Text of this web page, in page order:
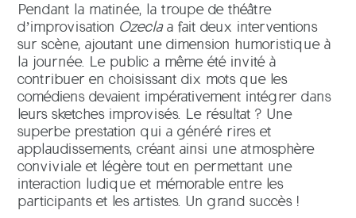
Pendant la matinée, la troupe de théâtre
d’improvisation Ozeclaa fait deux interventions
sur scène, ajoutant une dimension humoristique à
la journée. Le public a même été invité à
contribuer en choisissant dix mots que les
comédiens devaient impérativement intégrer dans
leurs sketches improvisés. Le résultat ? Une
superbe prestation qui a généré rires et
applaudissements, créant ainsi une atmosphère
conviviale et légère tout en permettant une
interaction ludique et mémorable entre les
participants et les artistes. Un grand succès !